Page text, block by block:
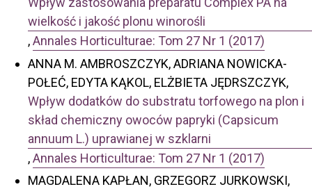
wielkość i jakość plonu winorośli
,Annales Horticulturae: Tom 27 Nr 1 (2017)
ANNA M. AMBROSZCZYK, ADRIANA NOWICKA-
POŁEĆ, EDYTA KĄKOL, ELŻBIETA JĘDRSZCZYK,
Wpływ dodatków do substratu torfowego na plon i
skład chemiczny owoców papryki (Capsicum
annuum L.) uprawianej w szklarni
,Annales Horticulturae: Tom 27 Nr 1 (2017)
MAGDALENA KAPŁAN, GRZEGORZ JURKOWSKI,